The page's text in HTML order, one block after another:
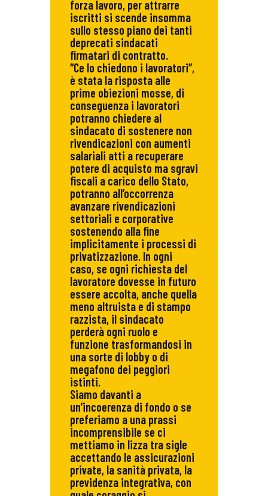
forza lavoro, per attrarre
iscritti si scende insomma
sullo stesso piano dei tanti
deprecati sindacati
firmatari di contratto.
“Ce lo chiedono i lavoratori”,
è stata la risposta alle
prime obiezioni mosse, di
conseguenza i lavoratori
potranno chiedere al
sindacato di sostenere non
rivendicazioni con aumenti
salariali atti a recuperare
potere di acquisto ma sgravi
fiscali a carico dello Stato,
potranno all’occorrenza
avanzare rivendicazioni
settoriali e corporative
sostenendo alla fine
implicitamente i processi di
privatizzazione. In ogni
caso, se ogni richiesta del
lavoratore dovesse in futuro
essere accolta, anche quella
meno altruista e di stampo
razzista, il sindacato
perderà ogni ruolo e
funzione trasformandosi in
una sorte di lobby o di
megafono dei peggiori
istinti.
Siamo davanti a
un’incoerenza di fondo o se
preferiamo a una prassi
incomprensibile se ci
mettiamo in lizza tra sigle
accettando le assicurazioni
private, la sanità privata, la
previdenza integrativa, con